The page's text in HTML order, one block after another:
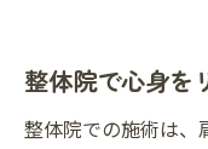
整体院で心身を
整体院での施術は、